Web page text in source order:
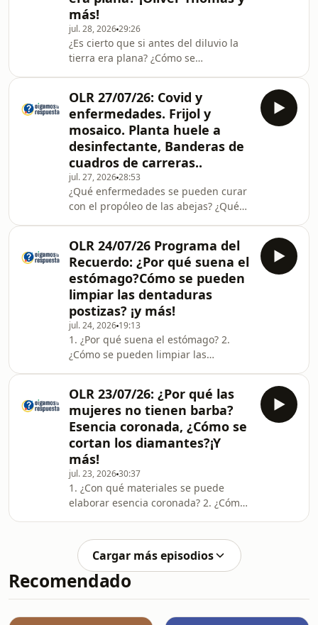
algunos datos que se mencionan ya
hayan sido actualizados o ampliados
por la ciencia.
más!
jul. 28, 202629:26
¿Es cierto que si antes del diluvio la
tierra era plana? ¿Cómo se
historia de la desaparición del niño
Oliver Thomas? ¿Cómo ahorrar de
forma constante durante varios años
sin descuidar las necesidades del
presente? ¿Cómo hacer para imprimir
un libro de poesía de autoría propia?
¿Qué es chicasquil?
OLR 27/07/26: Covid y
enfermedades. Frijol y
mosaico. Planta huele a
desinfectante, Banderas de
cuadros de carreras..
jul. 27, 202628:53
¿Qué enfermedades se pueden curar
con el propóleo de las abejas? ¿Qué
se llama mosaico? ¿Cuál es la planta
que huele como a desinfectante y a
alcanfor? ¿Será cierto que a algunas
personas que se aplicaron la vacuna
contra el COVID se les han generado
otras enfermedades? ¿Por qué si
Estados Unidos es uno de los países
OLR 24/07/26 Programa del
Recuerdo: ¿Por qué suena el
estómago?Cómo se pueden
limpiar las dentaduras
postizas? ¡y más!
jul. 24, 2026 19:13
1. ¿Por qué suena el estómago? 2.
¿Cómo se pueden limpiar las
las violetas? 4. ¿Es cierto que los
árboles de ciprés esterilizan la tierra?
5. ¿En qué platillos se puede usar la
harina de tapioca? 6. ¿Qué vitaminas
tiene el pejibaye? 7. ¿Qué sustancias
especiales se han encontrado en los
cangrejos ermitaños? 8. ¿En qué año
se
OLR 23/07/26: ¿Por qué las
mujeres no tienen barba?
Esencia coronada, ¿Cómo se
cortan los diamantes?¡Y
más!
jul. 23, 202630:37
1. ¿Con qué materiales se puede
elaborar esencia coronada? 2. ¿Cómo
forma que normalmente tienen? 3.
¿Cuáles son los alimentos que tienen
grasas saludables? 4. ¿Quién
compuso la canción española "La
tienen barba como los hombres? ¿Por
Cargar más episodios
Recomendado